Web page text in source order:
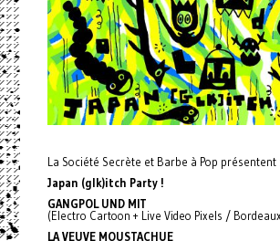
La Société Secrète et Barbe à Pop présentent :
Japan (glk)itch Party !
GANGPOL UND MIT
(Electro Cartoon + Live Video Pixels /
LA VEUVE MOUSTACHUE